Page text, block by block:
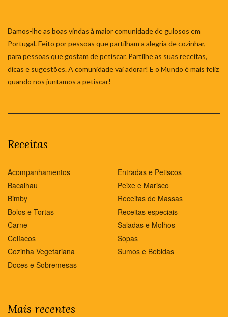
Damos-lhe as boas vindas à maior comunidade de gulosos em
Portugal. Feito por pessoas que partilham a alegria de cozinhar,
para pessoas que gostam de petiscar. Partilhe as suas receitas,
dicas e sugestões. A comunidade vai adorar! E o Mundo é mais feliz
quando nos juntamos a petiscar!
Receitas
Acompanhamentos
Bacalhau
Bimby
Bolos e Tortas
Carne
Celíacos
Cozinha Vegetariana
Doces e Sobremesas
Entradas e Petiscos
Peixe e Marisco
Receitas de Massas
Receitas especiais
Saladas e Molhos
Sopas
Sumos e Bebidas
Mais recentes